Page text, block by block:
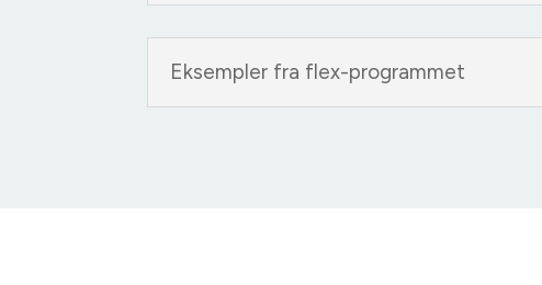
Eksempler fra flex-programmet